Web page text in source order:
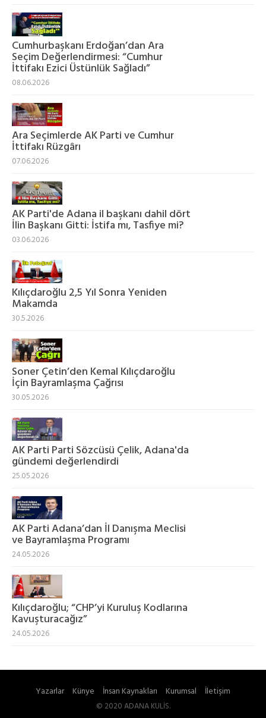
Cumhurbaşkanı Erdoğan’dan Ara
Seçim Değerlendirmesi: “Cumhur
İttifakı Ezici Üstünlük Sağladı”
08.06.2026
Ara Seçimlerde AK Parti ve Cumhur
İttifakı Rüzgârı
07.06.2026
AK Parti'de Adana il başkanı dahil dört
İlin Başkanı Gitti: İstifa mı, Tasfiye mi?
03.06.2026
Kılıçdaroğlu 2,5 Yıl Sonra Yeniden
Makamda
30.5.2026
Soner Çetin’den Kemal Kılıçdaroğlu
İçin Bayramlaşma Çağrısı
30.05.2026
AK Parti Parti Sözcüsü Çelik, Adana'da
gündemi değerlendirdi
25.05.2026
AK Parti Adana’dan İl Danışma Meclisi
ve Bayramlaşma Programı
24.05.2026
Kılıçdaroğlu; “CHP’yi Kuruluş Kodlarına
Kavuşturacağız”
24.05.2026
Yazarlar Künye İnsan Kaynakları Kurumsal İletişim
© 2020 ADANA KULİS.